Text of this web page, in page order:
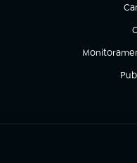
(abre em